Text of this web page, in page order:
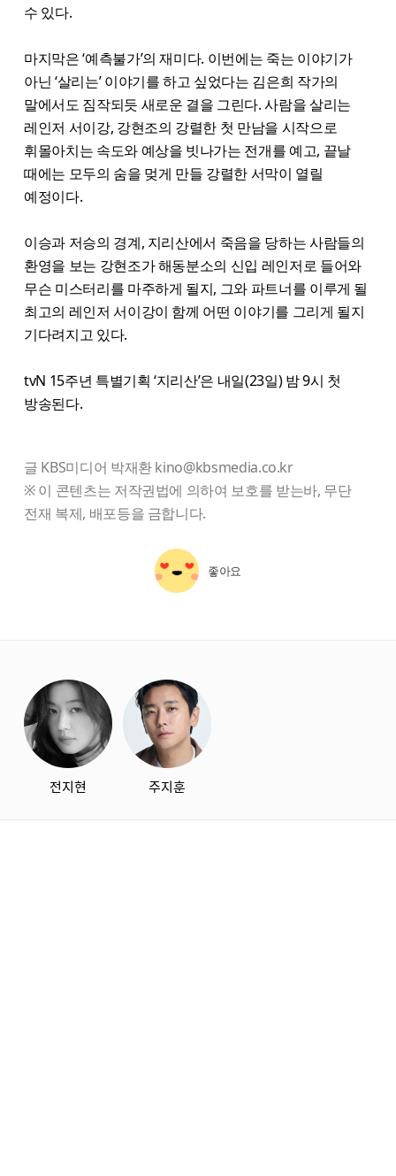
수 있다.
마지막은 ‘예측불가’의 재미다. 이번에는 죽는 이야기가
아닌 ‘살리는’ 이야기를 하고 싶었다는 김은희 작가의
말에서도 짐작되듯 새로운 결을 그린다. 사람을 살리는
레인저 서이강, 강현조의 강렬한 첫 만남을 시작으로
휘몰아치는 속도와 예상을 빗나가는 전개를 예고, 끝날
때에는 모두의 숨을 멎게 만들 강렬한 서막이 열릴
예정이다.
이승과 저승의 경계, 지리산에서 죽음을 당하는 사람들의
환영을 보는 강현조가 해동분소의 신입 레인저로 들어와
무슨 미스터리를 마주하게 될지, 그와 파트너를 이루게 될
최고의 레인저 서이강이 함께 어떤 이야기를 그리게 될지
기다려지고 있다.
tvN 15주년 특별기획 ‘지리산’은 내일(23일) 밤 9시 첫
방송된다.
글 KBS미디어 박재환 kino@kbsmedia.co.kr
※ 이 콘텐츠는 저작권법에 의하여 보호를 받는바, 무단
전재 복제, 배포등을 금합니다.
좋아요
전지현 주지훈